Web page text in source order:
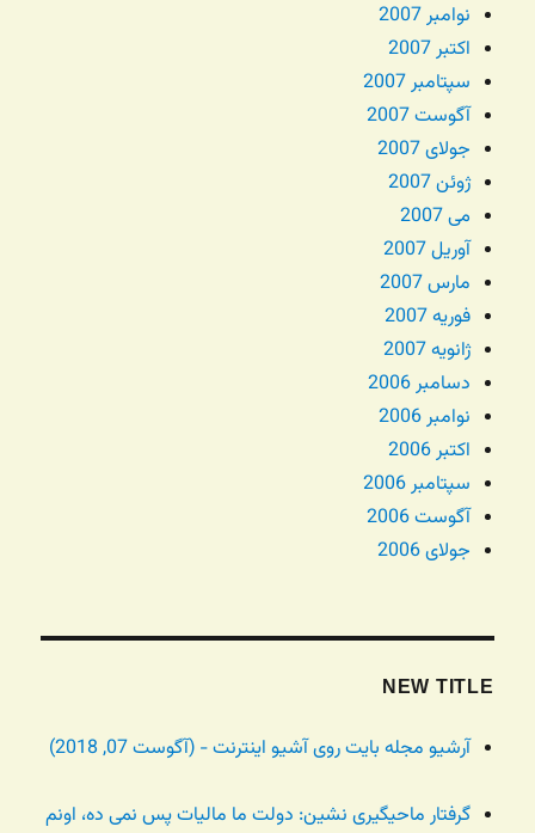
نوامبر 2007
اکتبر 2007
سپتامبر 2007
آگوست 2007
جولای 2007
ژوئن 2007
می 2007
آوریل 2007
مارس 2007
فوریه 2007
ژانویه 2007
دسامبر 2006
نوامبر 2006
اکتبر 2006
سپتامبر 2006
آگوست 2006
جولای 2006
NEW TITLE
آرشیو مجله بایت روی آشیو اینترنت - (آگوست 07, 2018)
گرفتار ماحیگیری نشین: دولت ما مالیات پس نمی ده، اونم